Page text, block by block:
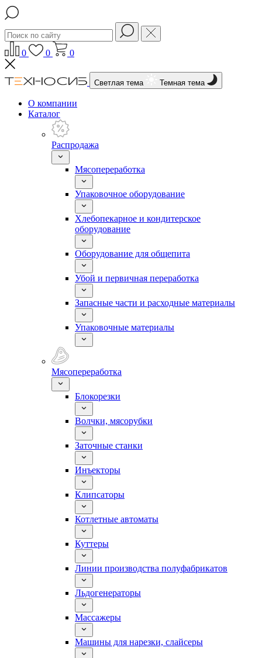
0 0 0
Светлая тема Темная тема
О компании
Каталог
Распродажа
Мясопереработка
Упаковочное оборудование
Хлебопекарное и кондитерское
оборудование
Оборудование для общепита
Убой и первичная переработка
Запасные части и расходные материалы
Упаковочные материалы
Мясопереработка
Блокорезки
Волчки, мясорубки
Заточные станки
Инъекторы
Клипсаторы
Котлетные автоматы
Куттеры
Линии производства полуфабрикатов
Льдогенераторы
Массажеры
Машины для нарезки, слайсеры